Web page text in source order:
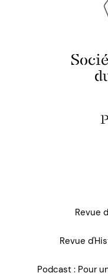
Revue
Revue
Podcast : Pour